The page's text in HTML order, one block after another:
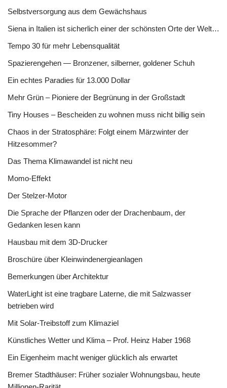
Selbstversorgung aus dem Gewächshaus
Siena in Italien ist sicherlich einer der schönsten Orte der Welt…
Tempo 30 für mehr Lebensqualität
Spazierengehen — Bronzener, silberner, goldener Schuh
Ein echtes Paradies für 13.000 Dollar
Mehr Grün – Pioniere der Begrünung in der Großstadt
Tiny Houses – Bescheiden zu wohnen muss nicht billig sein
Chaos in der Stratosphäre: Folgt einem Märzwinter der
Hitzesommer?
Das Thema Klimawandel ist nicht neu
Momo-Effekt
Der Stelzer-Motor
Die Sprache der Pflanzen oder der Drachenbaum, der
Gedanken lesen kann
Hausbau mit dem 3D-Drucker
Broschüre über Kleinwindenergieanlagen
Bemerkungen über Architektur
WaterLight ist eine tragbare Laterne, die mit Salzwasser
betrieben wird
Mit Solar-Treibstoff zum Klimaziel
Künstliches Wetter und Klima – Prof. Heinz Haber 1968
Ein Eigenheim macht weniger glücklich als erwartet
Bremer Stadthäuser: Früher sozialer Wohnungsbau, heute